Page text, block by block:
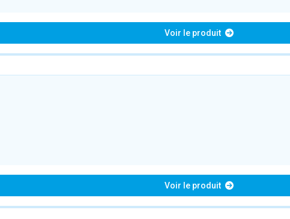
Voir le produit
Voir le produit